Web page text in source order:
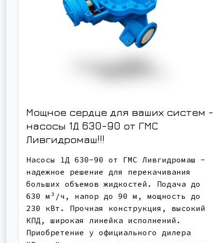
Мощное сердце для ваших систем -
насосы 1Д 630-90 от ГМС
Ливгидромаш!!!
Насосы 1Д 630-90 от ГМС Ливгидромаш -
надежное решение для перекачивания
больших объемов жидкостей. Подача до
630 м³/ч, напор до 90 м, мощность до
230 кВт. Прочная конструкция, высокий
КПД, широкая линейка исполнений.
Приобретение у официального дилера